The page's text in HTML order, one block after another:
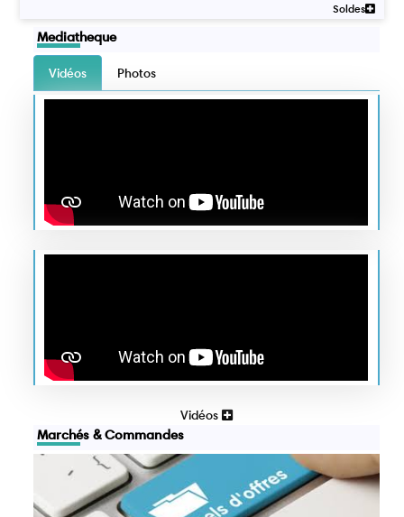
Soldes
Mediatheque
Vidéos Photos
Vidéos
Marchés & Commandes